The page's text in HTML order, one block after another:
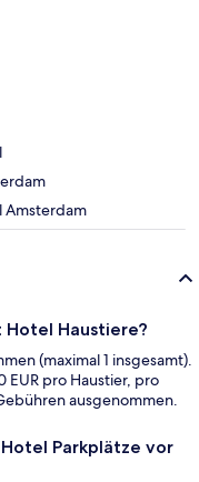
Amsterdam
Haustiere?
(maximal 1 insgesamt).
EUR pro Haustier, pro
ausgenommen.
Parkplätze vor